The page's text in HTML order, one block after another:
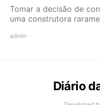
Tomar a decisão de
uma construtora
admin
Diário